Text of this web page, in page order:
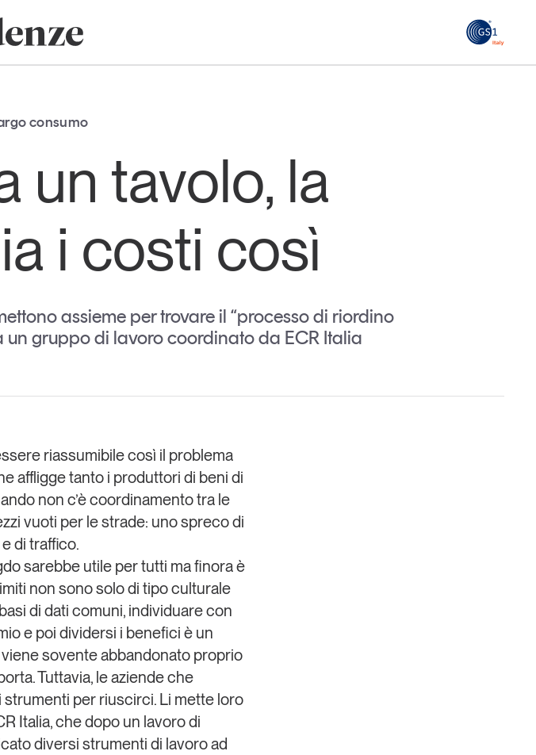
GS1
stampa
ricerche
Newsletter
Iscriviti
consumo
un tavolo, la
i costi così
assieme per trovare il “processo di riordino
gruppo di lavoro coordinato da ECR Italia
riassumibile così il problema
affligge tanto i produttori di beni di
non c’è coordinamento tra le
vuoti per le strade: uno spreco di
di traffico.
sarebbe utile per tutti ma finora è
non sono solo di tipo culturale
di dati comuni, individuare con
e poi dividersi i benefici è un
sovente abbandonato proprio
Tuttavia, le aziende che
per riuscirci. Li mette loro
Italia, che dopo un lavoro di
diversi strumenti di lavoro ad